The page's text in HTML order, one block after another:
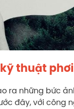
thuật
ra những bức
đây, với công